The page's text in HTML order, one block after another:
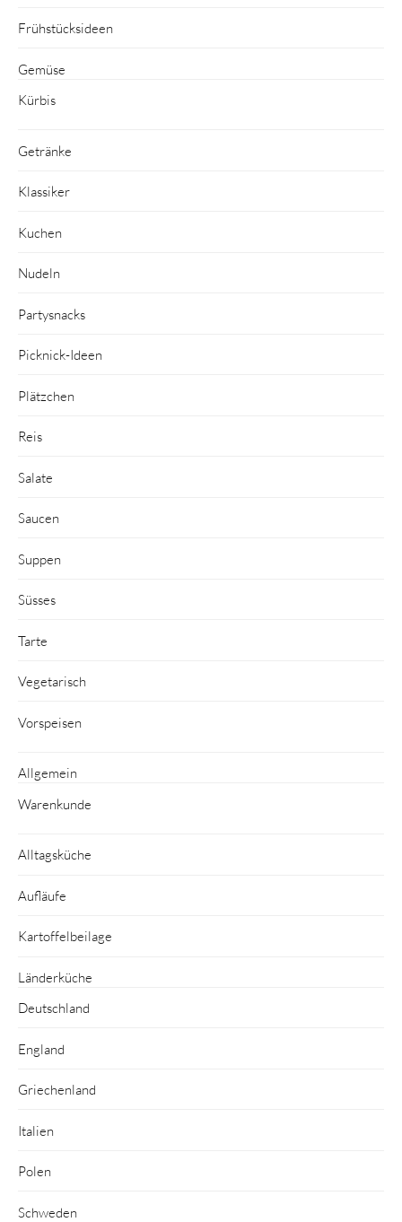
Frühstücksideen
Gemüse
Kürbis
Getränke
Klassiker
Kuchen
Nudeln
Partysnacks
Picknick-Ideen
Plätzchen
Reis
Salate
Saucen
Suppen
Süsses
Tarte
Vegetarisch
Vorspeisen
Allgemein
Warenkunde
Alltagsküche
Aufläufe
Kartoffelbeilage
Länderküche
Deutschland
England
Griechenland
Italien
Polen
Schweden